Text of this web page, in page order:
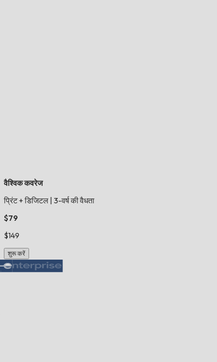
वैश्विक कवरेज
प्रिंट + डिजिटल 3-वर्ष की वैधता
$79
$149
शुरू करें